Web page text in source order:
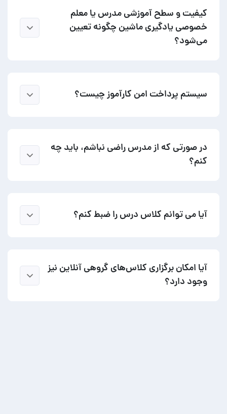
کیفیت و سطح آموزشی مدرس یا معلم
خصوصی یادگیری ماشین چگونه تعیین
می‌شود؟
سیستم پرداخت امن کارآموز چیست؟
در صورتی که از مدرس راضی نباشم، باید چه
کنم؟
آیا می توانم کلاس درس را ضبط کنم؟
آیا امکان برگزاری کلاس‌های گروهی آنلاین نیز
وجود دارد؟